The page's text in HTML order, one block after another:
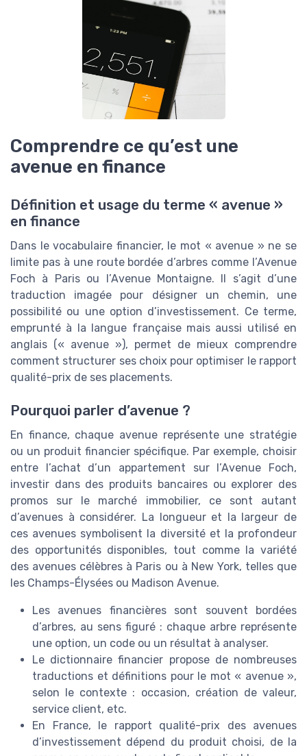
Comprendre ce qu’est une
avenue en finance
Définition et usage du terme « avenue »
en finance
Dans le vocabulaire financier, le mot « avenue » ne se
limite pas à une route bordée d’arbres comme l’Avenue
Foch à Paris ou l’Avenue Montaigne. Il s’agit d’une
traduction imagée pour désigner un chemin, une
possibilité ou une option d’investissement. Ce terme,
emprunté à la langue française mais aussi utilisé en
anglais (« avenue »), permet de mieux comprendre
comment structurer ses choix pour optimiser le rapport
qualité-prix de ses placements.
Pourquoi parler d’avenue ?
En finance, chaque avenue représente une stratégie
ou un produit financier spécifique. Par exemple, choisir
entre l’achat d’un appartement sur l’Avenue Foch,
investir dans des produits bancaires ou explorer des
promos sur le marché immobilier, ce sont autant
d’avenues à considérer. La longueur et la largeur de
ces avenues symbolisent la diversité et la profondeur
des opportunités disponibles, tout comme la variété
des avenues célèbres à Paris ou à New York, telles que
les Champs-Élysées ou Madison Avenue.
Les avenues financières sont souvent bordées
d’arbres, au sens figuré : chaque arbre représente
une option, un code ou un résultat à analyser.
Le dictionnaire financier propose de nombreuses
traductions et définitions pour le mot « avenue »,
selon le contexte : occasion, création de valeur,
service client, etc.
En France, le rapport qualité-prix des avenues
d’investissement dépend du produit choisi, de la